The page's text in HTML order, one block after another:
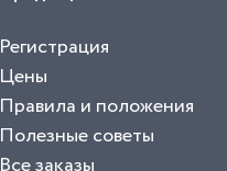
Регистрация
Цены
Правила и положения
Полезные советы